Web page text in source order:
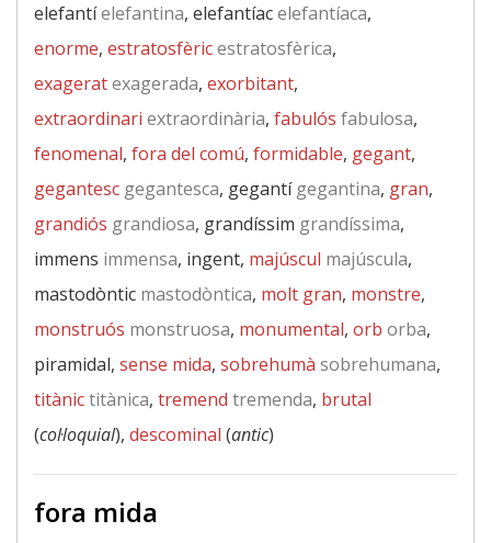
elefantíelefantina, elefantíacelefantíaca,
enorme, estratosfèricestratosfèrica,
exageratexagerada, exorbitant,
extraordinari extraordinària, fabulós fabulosa,
fenomenal, fora del comú, formidable, gegant,
gegantesc gegantesca, gegantígegantina, gran,
grandiós grandiosa, grandíssim grandíssima,
immens immensa, ingent, majúscul majúscula,
mastodòntic mastodòntica, molt gran, monstre,
monstruós monstruosa, monumental, orb orba,
piramidal, sense mida, sobrehumà sobrehumana,
titànictitànica, tremend tremenda, brutal
(col·loquial), descominal (antic)
fora mida